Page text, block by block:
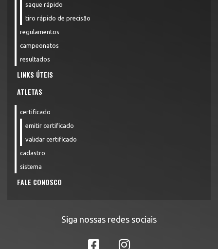
saque rápido
tiro rápido de precisão
regulamentos
campeonatos
resultados
LINKS ÚTEIS
ATLETAS
certificado
emitir certificado
validar certificado
cadastro
sistema
FALE CONOSCO
Siga nossas redes sociais